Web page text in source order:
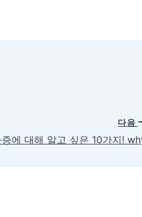
다음
에 대해 알고 싶은 10가지!